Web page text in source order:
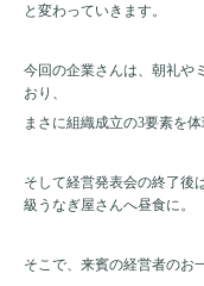
と変わっていきます。
今回の企業さんは、朝礼や
おり、
まさに組織成立の3要素を
そして経営発表会の終了後
級うなぎ屋さんへ昼食に。
そこで、来賓の経営者のお